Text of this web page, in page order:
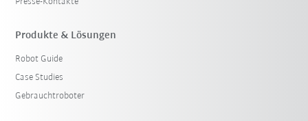
Produkte & Lösungen
Robot Guide
Case Studies
Gebrauchtroboter